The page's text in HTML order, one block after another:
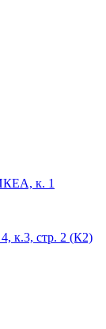
к. 1
к.3, стр. 2 (К2)